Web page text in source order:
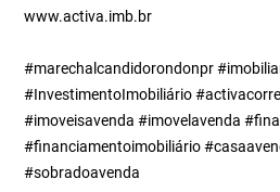
www.activa.imb.br
#marechalcandidorondonpr
#InvestimentoImobiliário
#imoveisavenda #imovelavenda
#financiamentoimobiliário
#sobradoavenda